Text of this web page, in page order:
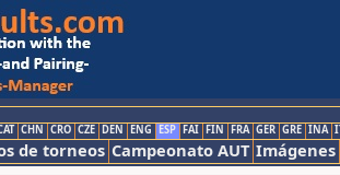
CHN CRO CZE DEN ENG ESP FAI FIN FRA GER GRE INA
de torneos Campeonato AUT Imágenes